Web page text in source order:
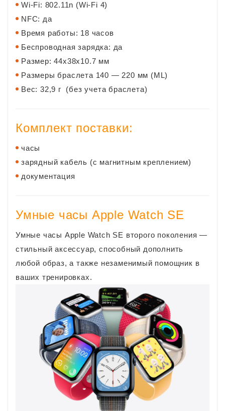
Wi-Fi: 802.11n (Wi-Fi 4)
NFC: да
Время работы: 18 часов
Беспроводная зарядка: да
Размер: 44х38х10.7 мм
Размеры браслета 140 — 220 мм (ML)
Вес: 32,9 г (без учета браслета)
Комплект поставки:
часы
зарядный кабель (с магнитным креплением)
документация
Умные часы Apple Watch SE
Умные часы Apple Watch SE второго поколения —
стильный аксессуар, способный дополнить
любой образ, а также незаменимый помощник в
ваших тренировках.